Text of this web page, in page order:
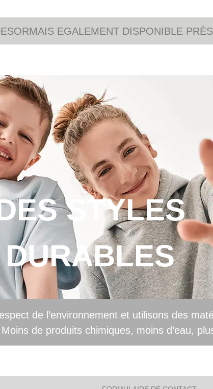
EGALEMENT DISPONIBLE
STYLES
DURABLES
de l’environnement et utilisons des
de produits chimiques, moins d’eau,